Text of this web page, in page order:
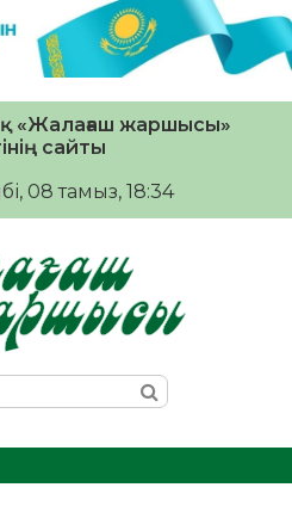
«Жалағаш жаршысы»
сайты
08 тамыз, 18:34